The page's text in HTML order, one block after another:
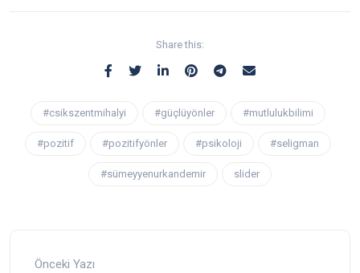
Share this:
#csikszentmihalyi #güçlüyönler #mutlulukbilimi
#pozitif #pozitifyönler #psikoloji #seligman
#sümeyyenurkandemir slider
Önceki Yazı